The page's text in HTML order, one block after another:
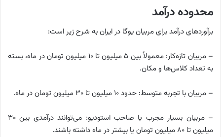
محدوده درآمد
برآوردهای درآمد برای مربیان یوگا در ایران به شرح زیر است:
– مربیان تازه‌کار: معمولاً بین ۵ میلیون تا ۱۰ میلیون تومان در ماه، بسته
به تعداد کلاس‌ها و مکان.
– مربیان با تجربه متوسط: حدود ۱۰ میلیون تا ۳۰ میلیون تومان در ماه.
– مربیان بسیار مجرب یا صاحب استودیو: می‌توانند درآمدی بین ۳۰
میلیون تا ۸۰ میلیون تومان یا بیشتر در ماه داشته باشند.